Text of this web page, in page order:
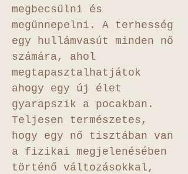
megbecsülni és
megünnepelni. A terhesség
egy hullámvasút minden nő
számára, ahol
megtapasztalhatjátok
ahogy egy új élet
gyarapszik a pocakban.
Teljesen természetes,
hogy egy nő tisztában van
a fizikai megjelenésében
történő változásokkal,